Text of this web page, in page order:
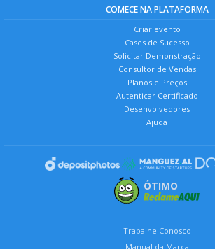
COMECE NA PLATAFORMA
Criar evento
Cases de Sucesso
Solicitar Demonstração
Consultor de Vendas
Planos e Preços
Autenticar Certificado
Desenvolvedores
Ajuda
ÓTIMO
Trabalhe Conosco
Manual da Marca